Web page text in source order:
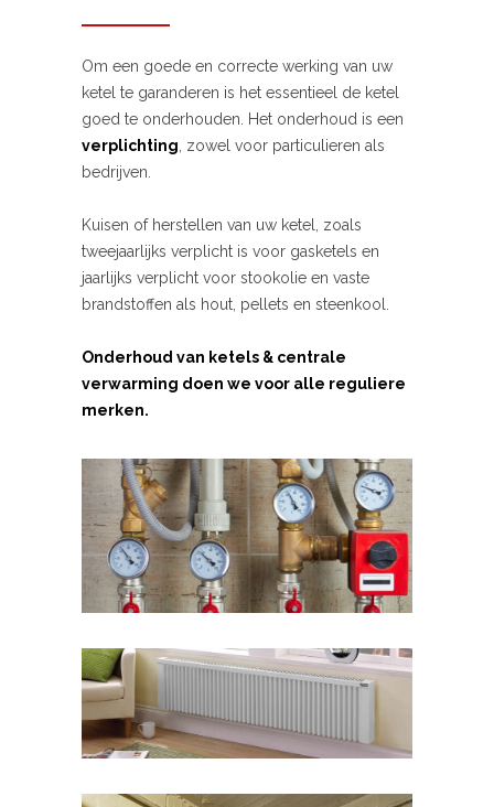
Om een goede en correcte werking van uw
ketel te garanderen is het essentieel de ketel
goed te onderhouden. Het onderhoud is een
verplichting , zowel voor particulieren als
bedrijven.
Kuisen of herstellen van uw ketel, zoals
tweejaarlijks verplicht is voor gasketels en
jaarlijks verplicht voor stookolie en vaste
brandstoffen als hout, pellets en steenkool.
Onderhoud van ketels & centrale
verwarming doen we voor alle reguliere
merken.